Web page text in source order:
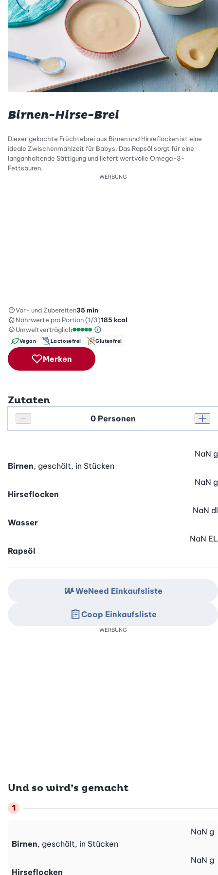
Birnen-Hirse-Brei
Dieser gekochte Früchtebrei aus Birnen und Hirseflocken ist eine
ideale Zwischenmahlzeit für Babys. Das Rapsöl sorgt für eine
langanhaltende Sättigung und liefert wertvolle Omega-3-
Fettsäuren.
WERBUNG
Vor- und Zubereiten35 min
Nährwerte pro Portion (1/3)185 kcal
Umweltverträglich
Umweltverträglichkeitsskala: 5 von 5
Green Betty Skala Info
Vegan Lactosefrei Glutenfrei
Merken
Zutaten
Personenanzahl verringern
Personenanzahl
Birnen, geschält, in Stücken
NaN g
Hirseflocken
NaN g
Wasser
NaN dl
Rapsöl
NaN EL
Und so wird’s gemacht
Birnen, geschält, in Stücken
NaN g
Hirseflocken
NaN g
WeNeed Einkaufsliste
Coop Einkaufsliste
WERBUNG